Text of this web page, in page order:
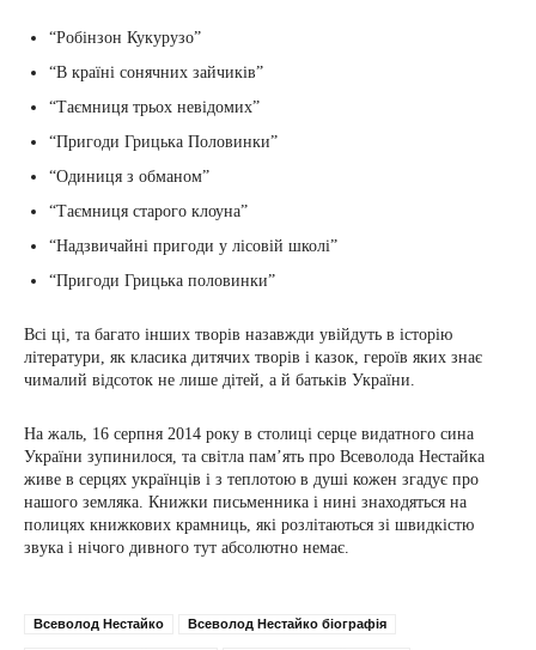
“Робінзон Кукурузо”
“В країні сонячних зайчиків”
“Таємниця трьох невідомих”
“Пригоди Грицька Половинки”
“Одиниця з обманом”
“Таємниця старого клоуна”
“Надзвичайні пригоди у лісовій школі”
“Пригоди Грицька половинки”
Всі ці, та багато інших творів назавжди увійдуть в історію
літератури, як класика дитячих творів і казок, героїв яких знає
чималий відсоток не лише дітей, а й батьків України.
На жаль, 16 серпня 2014 року в столиці серце видатного сина
України зупинилося, та світла пам’ять про Всеволода Нестайка
живе в серцях українців і з теплотою в душі кожен згадує про
нашого земляка. Книжки письменника і нині знаходяться на
полицях книжкових крамниць, які розлітаються зі швидкістю
звука і нічого дивного тут абсолютно немає.
Всеволод Нестайко Всеволод Нестайко біографія